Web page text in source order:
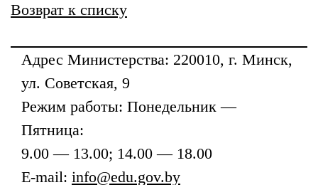
Возврат к списку
Адрес Министерства: 220010, г. Минск,
ул. Советская, 9
Режим работы: Понедельник —
Пятница:
9.00 — 13.00; 14.00 — 18.00
E-mail: info@edu.gov.by